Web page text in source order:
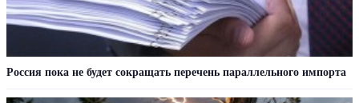
Россия пока не будет сокращать перечень параллельного импорта